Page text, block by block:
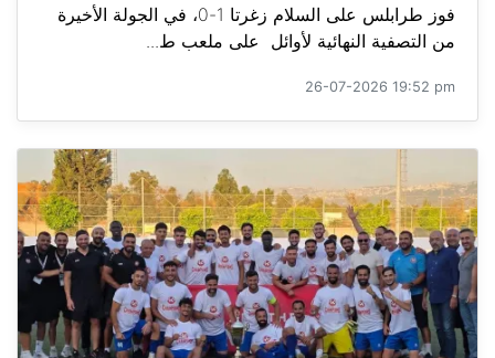
فوز طرابلس على السلام زغرتا 1-0، في الجولة الأخيرة
من التصفية النهائية لأوائل على ملعب ط...
26-07-2026 19:52 pm